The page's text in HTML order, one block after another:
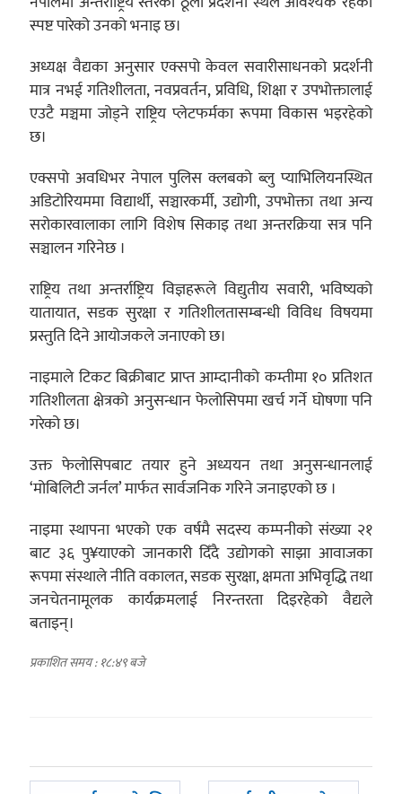
स्पष्ट पारेको उनको भनाइ छ।
अध्यक्ष वैद्यका अनुसार एक्सपो केवल सवारीसाधनको प्रदर्शनी
मात्र नभई गतिशीलता, नवप्रवर्तन, प्रविधि, शिक्षा र उपभोक्तालाई
एउटै मञ्चमा जोड्ने राष्ट्रिय प्लेटफर्मका रूपमा विकास भइरहेको
छ।
एक्सपो अवधिभर नेपाल पुलिस क्लबको ब्लु प्याभिलियनस्थित
अडिटोरियममा विद्यार्थी, सञ्चारकर्मी, उद्योगी, उपभोक्ता तथा अन्य
सरोकारवालाका लागि विशेष सिकाइ तथा अन्तरक्रिया सत्र पनि
सञ्चालन गरिनेछ ।
राष्ट्रिय तथा अन्तर्राष्ट्रिय विज्ञहरूले विद्युतीय सवारी, भविष्यको
यातायात, सडक सुरक्षा र गतिशीलतासम्बन्धी विविध विषयमा
प्रस्तुति दिने आयोजकले जनाएको छ।
नाइमाले टिकट बिक्रीबाट प्राप्त आम्दानीको कम्तीमा १० प्रतिशत
गतिशीलता क्षेत्रको अनुसन्धान फेलोसिपमा खर्च गर्ने घोषणा पनि
गरेको छ।
उक्त फेलोसिपबाट तयार हुने अध्ययन तथा अनुसन्धानलाई
‘मोबिलिटी जर्नल’ मार्फत सार्वजनिक गरिने जनाइएको छ ।
नाइमा स्थापना भएको एक वर्षमै सदस्य कम्पनीको संख्या २१
बाट ३६ पु¥याएको जानकारी दिँदै उद्योगको साझा आवाजका
रूपमा संस्थाले नीति वकालत, सडक सुरक्षा, क्षमता अभिवृद्धि तथा
जनचेतनामूलक कार्यक्रमलाई निरन्तरता दिइरहेको वैद्यले
बताइन्।
प्रकाशित समय : १८:४९ बजे